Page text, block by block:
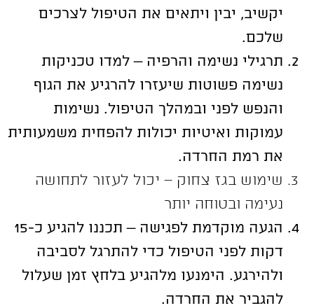
יקשיב, יבין ויתאים את הטיפול לצרכים
שלכם.
תרגילי נשימה והרפיה – למדו טכניקות
נשימה פשוטות שיעזרו להרגיע את הגוף
והנפש לפני ובמהלך הטיפול. נשימות
עמוקות ואיטיות יכולות להפחית משמעותית
את רמת החרדה.
שימוש בגז צחוק – יכול לעזור לתחושה
נעימה ובטוחה יותר
הגעה מוקדמת לפגישה – תכננו להגיע כ-15
דקות לפני הטיפול כדי להתרגל לסביבה
ולהירגע. הימנעו מלהגיע בלחץ זמן שעלול
להגביר את החרדה.